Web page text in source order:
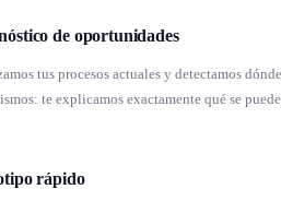
de oportunidades
tus procesos actuales y detectamos
te explicamos exactamente qué se
rápido